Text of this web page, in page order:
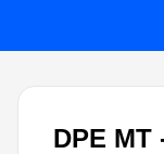
DPE